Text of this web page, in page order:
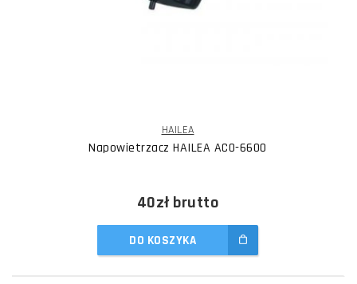
HAILEA
Napowietrzacz HAILEA ACO-6600
40złbrutto
DO KOSZYKA